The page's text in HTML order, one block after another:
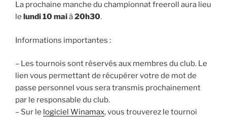
La prochaine manche du championnat freeroll aura lieu
le lundi 10 maià20h30.
Informations importantes :
– Les tournois sont réservés aux membres du club. Le
lien vous permettant de récupérer votre de mot de
passe personnel vous sera transmis prochainement
par le responsable du club.
– Sur le logiciel Winamax, vous trouverez le tournoi